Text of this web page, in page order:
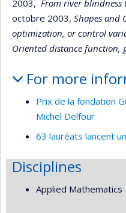
2003, From river
octobre 2003, Shapes and
optimization, or control
Oriented distance function,
For more
Prix de la fondation
Michel Delfour
63 lauréats lancent
Disciplines
Applied Mathematics